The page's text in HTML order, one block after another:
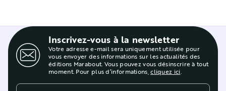
Inscrivez-vous à la newsletter
Votre adresse e-mail sera uniquement utilisée pour
vous envoyer des informations sur les actualités des
éditions Marabout. Vous pouvez vous désinscrire à tout
moment. Pour plus d’informations,cliquez ici.